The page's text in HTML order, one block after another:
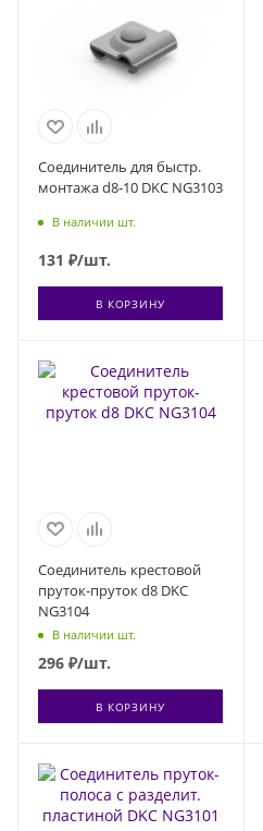
Соединитель для быстр.
монтажа d8-10 DKC NG3103
В наличии шт.
131 ₽/шт.
В КОРЗИНУ
Соединитель крестовой
пруток-пруток d8 DKC
NG3104
В наличии шт.
296 ₽/шт.
В КОРЗИНУ